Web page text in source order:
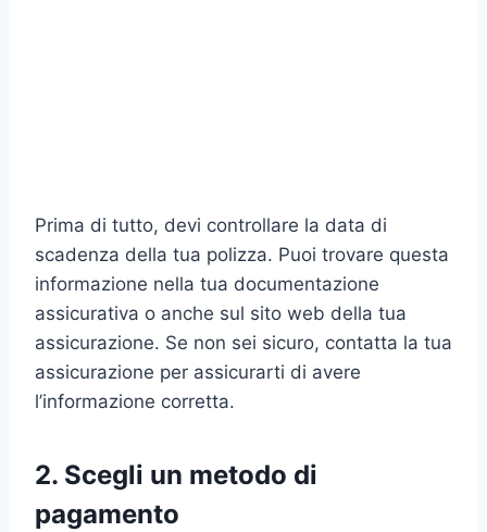
Prima di tutto, devi controllare la data di
scadenza della tua polizza. Puoi trovare questa
informazione nella tua documentazione
assicurativa o anche sul sito web della tua
assicurazione. Se non sei sicuro, contatta la tua
assicurazione per assicurarti di avere
l’informazione corretta.
2. Scegli un metodo di
pagamento